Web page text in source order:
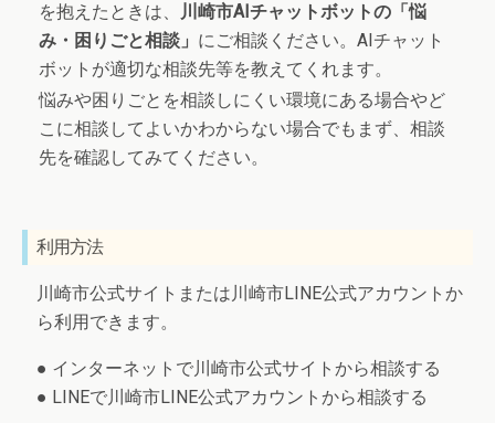
を抱えたときは、
川崎市AIチャットボットの「悩
み・困りごと相談」 にご相談ください。AIチャット
ボットが適切な相談先等を教えてくれます。
悩みや困りごとを相談しにくい環境にある場合やど
こに相談してよいかわからない場合でもまず、相談
先を確認してみてください。
利用方法
川崎市公式サイトまたは川崎市LINE公式アカウントか
ら利用できます。
● インターネットで川崎市公式サイトから相談する
● LINEで川崎市LINE公式アカウントから相談する